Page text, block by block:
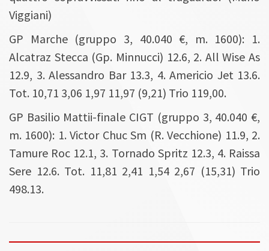
Viggiani)
GP Marche (gruppo 3, 40.040 €, m. 1600): 1.
Alcatraz Stecca (Gp. Minnucci) 12.6, 2. All Wise As
12.9, 3. Alessandro Bar 13.3, 4. Americio Jet 13.6.
Tot. 10,71 3,06 1,97 11,97 (9,21) Trio 119,00.
GP Basilio Mattii-finale CIGT (gruppo 3, 40.040 €,
m. 1600): 1. Victor Chuc Sm (R. Vecchione) 11.9, 2.
Tamure Roc 12.1, 3. Tornado Spritz 12.3, 4. Raissa
Sere 12.6. Tot. 11,81 2,41 1,54 2,67 (15,31) Trio
498.13.